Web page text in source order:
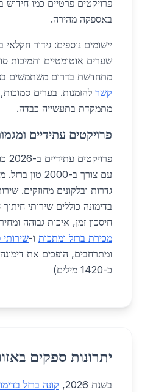
פרויקטים פרטיים כמו חידוש
באספקה מהירה.
יישומים נוספים: גידור חקלאי
שערים אוטומטיים ותמיכות
מתחדשת בדרום משתמשים
קשר להזמנות. בערים
מתמקדת בתעשייה כבדה.
פרויקטים עתידיים
עם צורך ב-2000
גדרות ובלקונים מחוזקים.
חיסכון זמן, איכות גבוהה
מכירת ברזל ומתכות ו-
ומתרחבים, הופכים את
כ-1420 מילים)
יתרונות ספקים
בשנת 2026, קונה ברזל